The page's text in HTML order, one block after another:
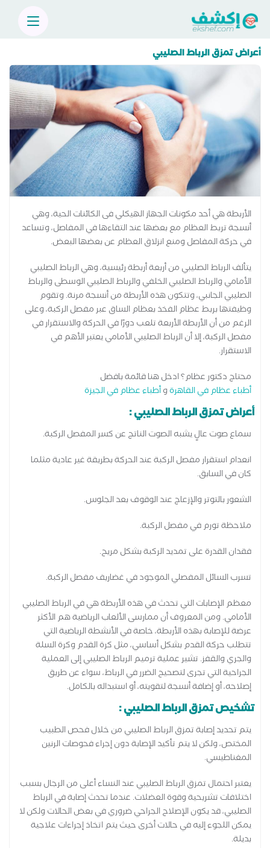
أعراض تمزق الرباط الصليبي
الأربطة هي أحد مكونات الجهاز الهيكلي فى الكائنات الحية، وهي
أنسجة تربط العظام مع بعضها عند التقاءها في المفاصل، وتساعد
في حركة المفاصل ومنع انزلاق العظام عن بعضها البعض.
يتألف الرباط الصليبي من أربعة أربطة رئيسية، وهي الرباط الصليبي
الأمامي والرباط الصليبي الخلفي والرباط الصليبي الوسطى والرباط
الصليبي الجانبي، وتتكون هذه الأربطة من أنسجة مرنة. وتقوم
وظيفتها بربط عظام الفخذ بعظام الساق عبر مفصل الركبة، وعلى
الرغم من أن الأربطة الأربعة تلعب دورًا في الحركة والاستقرار في
مفصل الركبة، إلا أن الرباط الصليبي الأمامي يعتبر الأهم في
الاستقرار.
محتاج دكتور عظام؟ ادخل هنا قائمة بافضل
أطباء عظام في القاهرةوأطباء عظام في الجيزة
أعراض تمزق الرباط الصليبي :
سماع صوت عالٍ يشبه الصوت الناتج عن كسر المفصل الركبة.
انعدام استقرار مفصل الركبة عند الحركة بطريقة غير عادية مثلما
كان في السابق.
الشعور بالتوتر والإزعاج عند الوقوف بعد الجلوس.
ملاحظة تورم في مفصل الركبة.
فقدان القدرة على تمديد الركبة بشكل مريح.
تسرب السائل المفصلي الموجود في غضاريف مفصل الركبة.
معظم الإصابات التي تحدث في هذه الأربطة هي في الرباط الصليبي
الأمامي. ومن المعروف أن ممارسى الألعاب الرياضية هم الأكثر
عرضة للإصابة بهذه الأربطة، خاصة في الأنشطة الرياضية التي
تتطلب حركة القدم بشكل أساسي، مثل كرة القدم وكرة السلة
والجري والقفز. تشير عملية ترميم الرباط الصليبي إلى العملية
الجراحية التي تجرى لتصحيح الضرر في الرباط، سواء عن طريق
إصلاحه، أو إضافة أنسجة لتقويته، أو استبداله بالكامل.
تشخيص تمزق الرباط الصليبي :
يتم تحديد إصابة تمزق الرباط الصليبي من خلال فحص الطبيب
المختص، ولكن لا يتم تأكيد الإصابة دون إجراء فحوصات الرنين
المغناطيسي.
يعتبر احتمال تمزق الرباط الصليبي عند النساء أعلى من الرجال بسبب
اختلافات تشريحية وقوة العضلات. عندما تحدث إصابة في الرباط
الصليبي، قد يكون الإصلاح الجراحي ضروري في بعض الحالات ولكن لا
يمكن اللجوء إليه في حالات أخرى حيث يتم اتخاذ إجراءات علاجية
بديلة.